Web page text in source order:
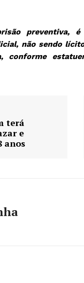
preventiva,
não sendo
conforme
terá
e
anos